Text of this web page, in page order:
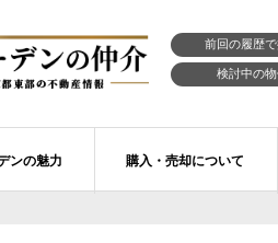
前回の履歴
検討中の
ンの魅力 購入・売却について